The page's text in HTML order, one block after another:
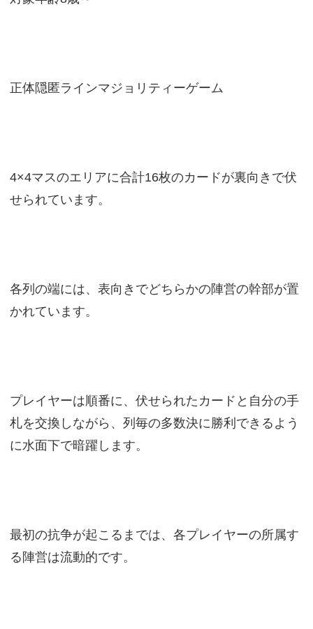
正体隠匿ラインマジョリティーゲーム
4×4マスのエリアに合計16枚のカードが裏向きで伏
せられています。
各列の端には、表向きでどちらかの陣営の幹部が置
かれています。
プレイヤーは順番に、伏せられたカードと自分の手
札を交換しながら、列毎の多数決に勝利できるよう
に水面下で暗躍します。
最初の抗争が起こるまでは、各プレイヤーの所属す
る陣営は流動的です。